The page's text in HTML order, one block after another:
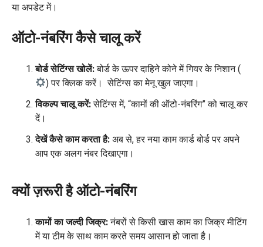
या अपडेट में।
ऑटो-नंबरिंग कैसे चालू करें
बोर्ड सेटिंग्स खोलें:बोर्ड के ऊपर दाहिने कोने में गियर के निशान (
) पर क्लिक करें। सेटिंग्स का मेनू खुल जाएगा।
विकल्प चालू करें:सेटिंग्स में, “कामों की ऑटो-नंबरिंग” को चालू कर
दें।
देखें कैसे काम करता है: अब से, हर नया काम कार्ड बोर्ड पर अपने
आप एक अलग नंबर दिखाएगा।
क्यों ज़रूरी है ऑटो-नंबरिंग
कामों का जल्दी जिक्र:नंबरों से किसी खास काम का जिक्र मीटिंग
में या टीम के साथ काम करते समय आसान हो जाता है।